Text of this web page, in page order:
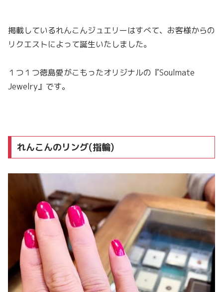
掲載しているれんこんジュエリーはすべて、お客様からの
リクエストによって誕生いたしました。
１つ１つ徳島愛がこもったオリジナルの『Soulmate
Jewelry』です。
れんこんのリング(指輪)